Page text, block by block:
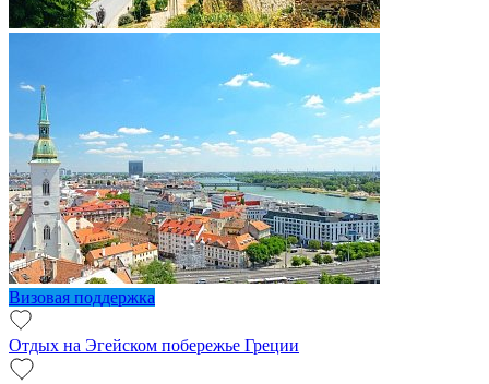
Визовая поддержка
Отдых на Эгейском побережье Греции